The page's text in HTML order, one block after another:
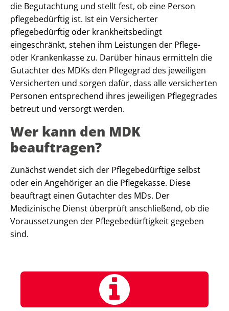
die Begutachtung und stellt fest, ob eine Person
pflegebedürftig ist. Ist ein Versicherter
pflegebedürftig oder krankheitsbedingt
eingeschränkt, stehen ihm Leistungen der Pflege-
oder Krankenkasse zu. Darüber hinaus ermitteln die
Gutachter des MDKs den Pflegegrad des jeweiligen
Versicherten und sorgen dafür, dass alle versicherten
Personen entsprechend ihres jeweiligen Pflegegrades
betreut und versorgt werden.
Wer kann den MDK
beauftragen?
Zunächst wendet sich der Pflegebedürftige selbst
oder ein Angehöriger an die Pflegekasse. Diese
beauftragt einen Gutachter des MDs. Der
Medizinische Dienst überprüft anschließend, ob die
Voraussetzungen der Pflegebedürftigkeit gegeben
sind.